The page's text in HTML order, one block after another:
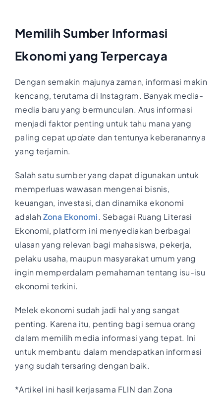
Memilih Sumber Informasi
Ekonomi yang Terpercaya
Dengan semakin majunya zaman, informasi makin
kencang, terutama di Instagram. Banyak media-
media baru yang bermunculan. Arus informasi
menjadi faktor penting untuk tahu mana yang
paling cepat update dan tentunya keberanannya
yang terjamin.
Salah satu sumber yang dapat digunakan untuk
memperluas wawasan mengenai bisnis,
keuangan, investasi, dan dinamika ekonomi
adalah Zona Ekonomi. Sebagai Ruang Literasi
Ekonomi, platform ini menyediakan berbagai
ulasan yang relevan bagi mahasiswa, pekerja,
pelaku usaha, maupun masyarakat umum yang
ingin memperdalam pemahaman tentang isu-isu
ekonomi terkini.
Melek ekonomi sudah jadi hal yang sangat
penting. Karena itu, penting bagi semua orang
dalam memilih media informasi yang tepat. Ini
untuk membantu dalam mendapatkan informasi
yang sudah tersaring dengan baik.
*Artikel ini hasil kerjasama FLIN dan Zona